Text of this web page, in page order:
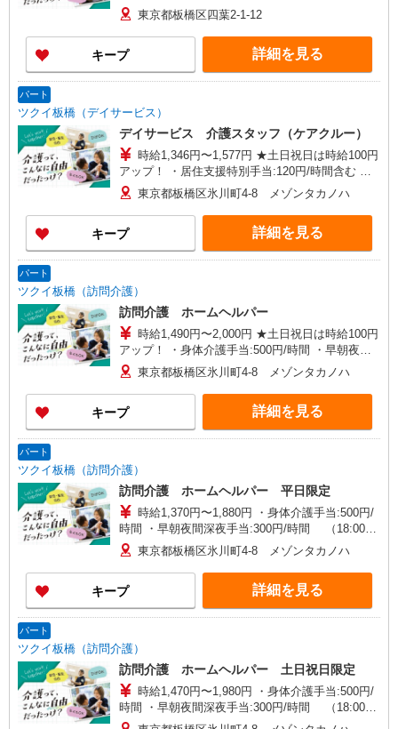
給与幅は資格・経験等による
東京都板橋区四葉2-1-12
キープ 詳細を見る
パート
ツクイ板橋（デイサービス）
デイサービス 介護スタッフ（ケアクルー）
時給1,346円〜1,577円 ★土日祝日は時給100円
アップ！ ・居住支援特別手当:120円/時間含む ※
給与幅は資格・経験等による
東京都板橋区氷川町4-8 メゾンタカノハ
キープ 詳細を見る
パート
ツクイ板橋（訪問介護）
訪問介護 ホームヘルパー
時給1,490円〜2,000円 ★土日祝日は時給100円
アップ！ ・身体介護手当:500円/時間 ・早朝夜間
深夜手当:300円/時間 （18:00〜翌07:59の時間
帯） ・ICT手当:2,000円/月 ・深夜割増は別途支給
・ケア→ケアの移動時間も賃金（時給）を支給 ・
居住支援特別手当:120円/時間含む ※給与幅は資
格・経験等による
東京都板橋区氷川町4-8 メゾンタカノハ
キープ 詳細を見る
パート
ツクイ板橋（訪問介護）
訪問介護 ホームヘルパー 平日限定
時給1,370円〜1,880円 ・身体介護手当:500円/
時間 ・早朝夜間深夜手当:300円/時間 （18:00〜
翌07:59の時間帯） ・ICT手当:2,000円/月 ・ケア
→ケアの移動時間も賃金（時給）を支給 ※給与幅
は資格・経験等による
東京都板橋区氷川町4-8 メゾンタカノハ
キープ 詳細を見る
パート
ツクイ板橋（訪問介護）
訪問介護 ホームヘルパー 土日祝日限定
時給1,470円〜1,980円 ・身体介護手当:500円/
時間 ・早朝夜間深夜手当:300円/時間 （18:00〜
翌07:59の時間帯） ・ICT手当:2,000円/月 ・ケア